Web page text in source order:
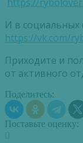
И в социальных
https://vk.com/
Приходите и
от активного
Поделитесь:
Поставьте оценку: